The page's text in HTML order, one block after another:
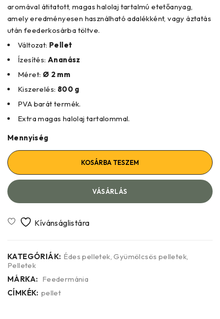
aromával átitatott, magas halolaj tartalmú etetőanyag,
amely eredményesen használható adalékként, vagy áztatás
után feederkosárba töltve.
Változat: Pellet
Ízesítés: Ananász
Méret: Ø 2 mm
Kiszerelés: 800 g
PVA barát termék.
Extra magas halolaj tartalommal.
Mennyiség
KOSÁRBA TESZEM
VÁSÁRLÁS
KATEGÓRIÁK: Édes pelletek ,Gyümölcsös pelletek
Pelletek
MÁRKA: Feedermánia
CÍMKÉK: pellet